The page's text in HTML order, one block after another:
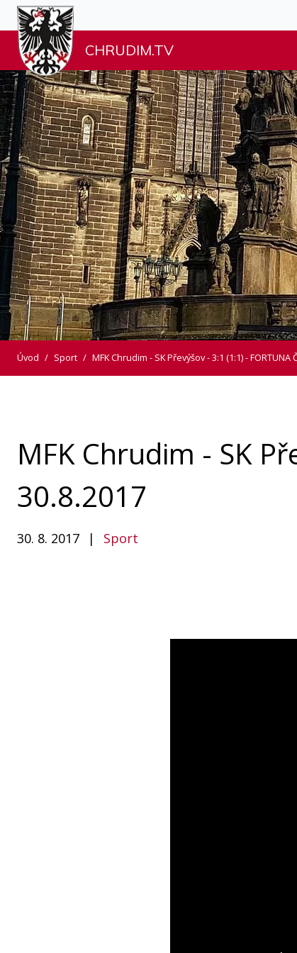
CHRUDIM.TV
Úvod / Sport / MFK Chrudim - SK Převýšov - 3:1 (1:1) - FORTUNA
MFK Chrudim - SK
30.8.2017
30. 8. 2017 | Sport